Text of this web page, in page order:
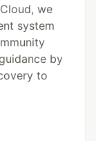
we
system
by
to